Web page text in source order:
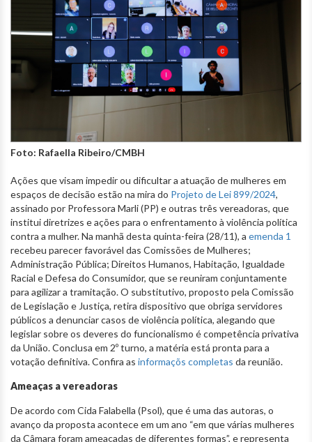
Foto: Rafaella Ribeiro/CMBH
Ações que visam impedir ou dificultar a atuação de mulheres em
espaços de decisão estão na mira do Projeto de Lei 899/2024,
assinado por Professora Marli (PP) e outras três vereadoras, que
institui diretrizes e ações para o enfrentamento à violência política
contra a mulher. Na manhã desta quinta-feira (28/11), a emenda 1
recebeu parecer favorável das Comissões de Mulheres;
Administração Pública; Direitos Humanos, Habitação, Igualdade
Racial e Defesa do Consumidor, que se reuniram conjuntamente
para agilizar a tramitação. O substitutivo, proposto pela Comissão
de Legislação e Justiça, retira dispositivo que obriga servidores
públicos a denunciar casos de violência política, alegando que
legislar sobre os deveres do funcionalismo é competência privativa
da União. Conclusa em 2º turno, a matéria está pronta para a
votação definitiva. Confira as informaçõs completas da reunião.
Ameaças a vereadoras
De acordo com Cida Falabella (Psol), que é uma das autoras, o
avanço da proposta acontece em um ano “em que várias mulheres
da Câmara foram ameaçadas de diferentes formas”, e representa